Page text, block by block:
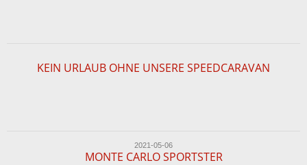
KEIN URLAUB OHNE UNSERE SPEEDCARAVAN
2021-05-06
MONTE CARLO SPORTSTER